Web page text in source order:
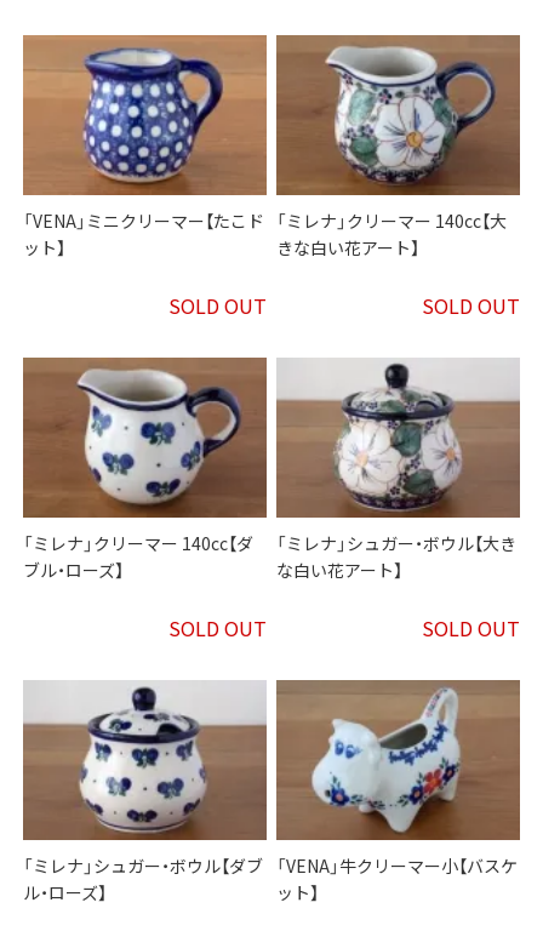
「VENA」ミニクリーマー【たこド
ット】
SOLD OUT
「ミレナ」クリーマー 140cc【大
きな白い花アート】
SOLD OUT
「ミレナ」クリーマー 140cc【ダ
ブル・ローズ】
SOLD OUT
「ミレナ」シュガー・ボウル【大き
な白い花アート】
SOLD OUT
「ミレナ」シュガー・ボウル【ダブ
ル・ローズ】
「VENA」牛クリーマー小【バスケ
ット】